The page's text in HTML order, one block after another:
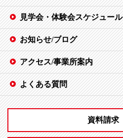
見学会・体験会スケジュール
お知らせ/ブログ
アクセス/事業所案内
よくある質問
資料請求